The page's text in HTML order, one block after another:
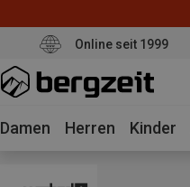
Online seit 1999
Damen Herren Kinder